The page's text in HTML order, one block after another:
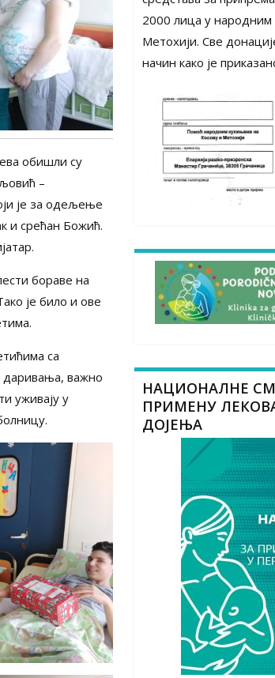
обишли су
–
је за одељење
и срећан Божић.
бораве на
је било и ове
са
важно
уживају у
2000 лица у
Метохији. Све
начин како је
НАЦИОНАЛНЕ
ПРИМЕНУ
ДОЈЕЊА